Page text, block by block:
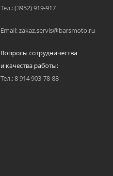
Тел.: (3952) 919-917
Email: zakaz.servis@barsmoto.ru
Вопросы сотрудничества
и качества работы:
Тел.: 8 914 903-78-88